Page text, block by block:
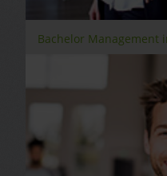
Bachelor Management